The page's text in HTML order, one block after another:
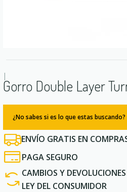
|
Gorro Double Layer
¿No sabes si es lo que estas
ENVÍO GRATIS EN
PAGA SEGURO
CAMBIOS Y
LEY DEL CONSUMIDOR